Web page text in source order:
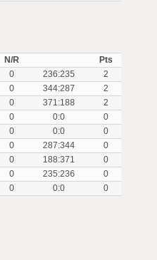
N/R
Pts
0 236:235
2
0 344:287
2
0 371:188
2
0 0:0
0
0 0:0
0
0 287:344
0
0 188:371
0
0 235:236
0
0 0:0 0